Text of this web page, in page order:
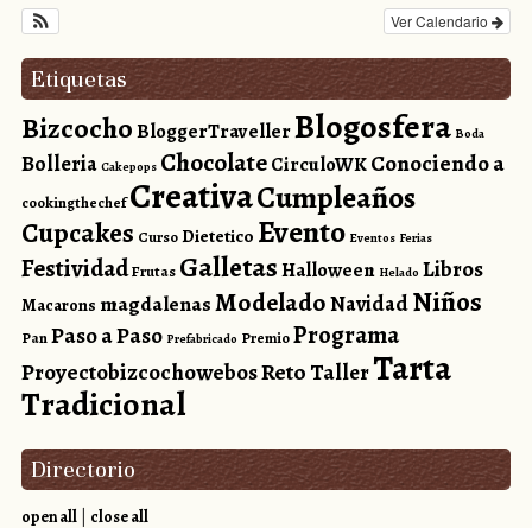
Ver Calendario
Etiquetas
BizcochoBloggerTravellerBlogosfera Boda
Bolleria Cakepops ChocolateCirculoWKConociendo a
cookingthechef CreativaCumpleaños
Cupcakes CursoDietetico Evento Eventos Ferias
FestividadFrutas GalletasHalloween Helado Libros
Macarons magdalenasModeladoNavidadNiños
PanPaso a Paso Prefabricado PremioPrograma
ProyectobizcochowebosReto TallerTarta
Tradicional
Directorio
open all| close all